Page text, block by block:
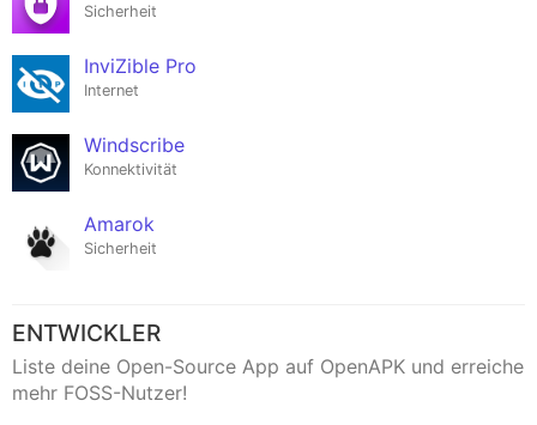
Sicherheit
InviZible Pro
Internet
Windscribe
Konnektivität
Amarok
Sicherheit
ENTWICKLER
Liste deine Open-Source App auf OpenAPK und erreiche
mehr FOSS-Nutzer!